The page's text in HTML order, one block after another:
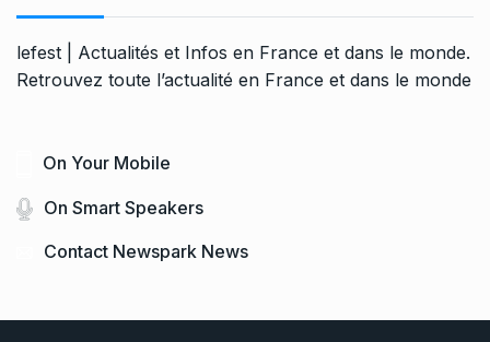
lefest | Actualités et Infos en France et dans le monde.
Retrouvez toute l’actualité en France et dans le monde
On Your Mobile
On Smart Speakers
Contact Newspark News